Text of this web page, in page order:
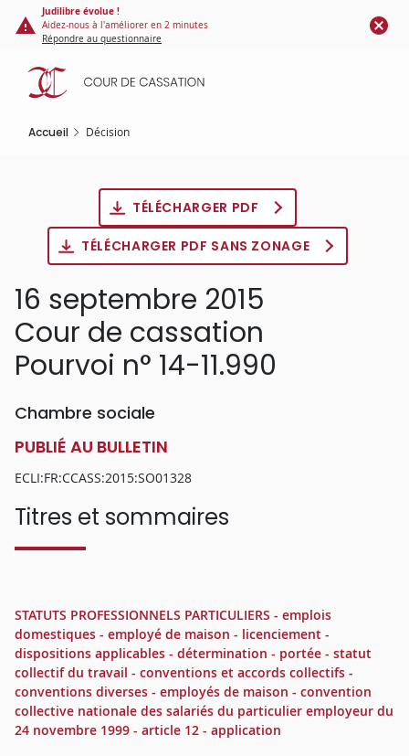
Panneau de gestion des cookies
contenu
principal
Judilibre évolue !
Aidez-nous à l'améliorer en 2 minutes
Répondre au questionnaire
Accueil Décision
TÉLÉCHARGER PDF
TÉLÉCHARGER PDF SANS ZONAGE
16 septembre 2015
Cour de cassation
Pourvoi n° 14-11.990
Chambre sociale
PUBLIÉ AU BULLETIN
ECLI:FR:CCASS:2015:SO01328
Titres et sommaires
STATUTS PROFESSIONNELS PARTICULIERS - emplois
domestiques - employé de maison - licenciement -
dispositions applicables - détermination - portée - statut
collectif du travail - conventions et accords collectifs -
conventions diverses - employés de maison - convention
collective nationale des salariés du particulier employeur du
24 novembre 1999 - article 12 - application